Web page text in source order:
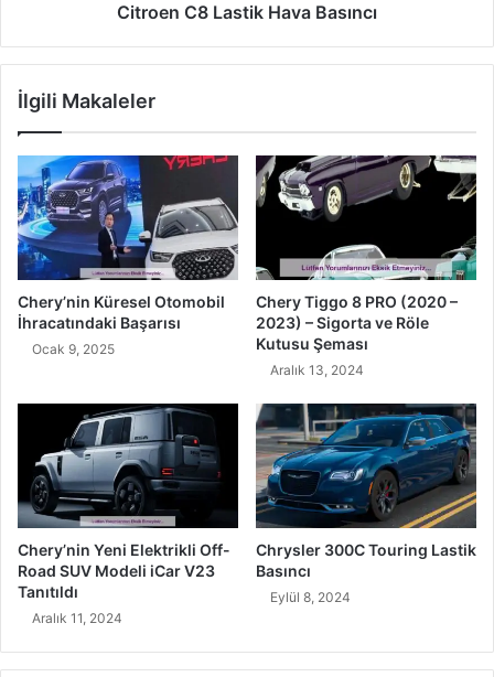
Citroen C8 Lastik Hava Basıncı
İlgili Makaleler
Chery’nin Küresel Otomobil
İhracatındaki Başarısı
Ocak 9, 2025
Chery Tiggo 8 PRO (2020 –
2023) – Sigorta ve Röle
Kutusu Şeması
Aralık 13, 2024
Chery’nin Yeni Elektrikli Off-
Road SUV Modeli iCar V23
Tanıtıldı
Aralık 11, 2024
Chrysler 300C Touring Lastik
Basıncı
Eylül 8, 2024